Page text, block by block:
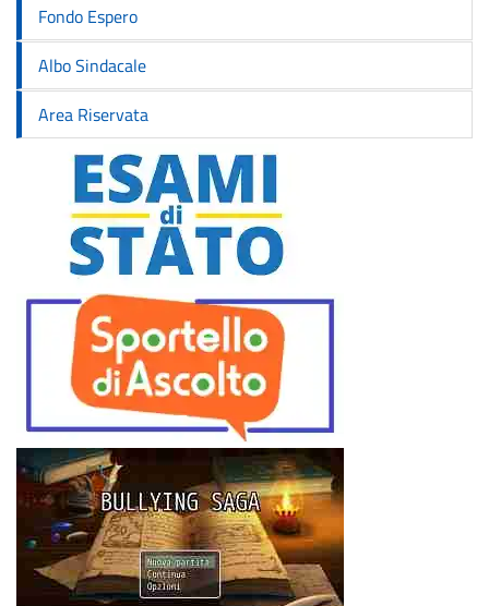
Fondo Espero
Albo Sindacale
Area Riservata